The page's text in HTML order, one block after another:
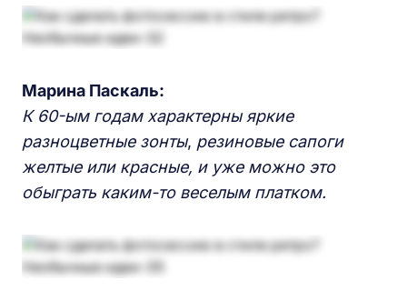
Марина Паскаль:
К 60-ым годам характерны яркие
разноцветные зонты, резиновые сапоги
желтые или красные, и уже можно это
обыграть каким-то веселым платком.